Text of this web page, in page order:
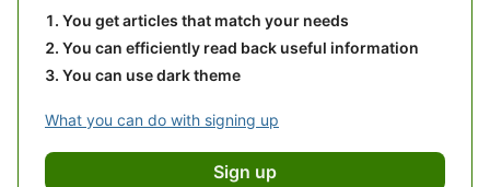
You get articles that match your needs
You can efficiently read back useful information
You can use dark theme
What you can do with signing up
Sign up